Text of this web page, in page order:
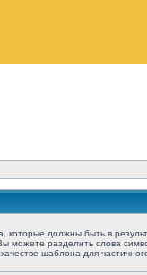
которые должны быть в
можете разделить слова
качестве шаблона для